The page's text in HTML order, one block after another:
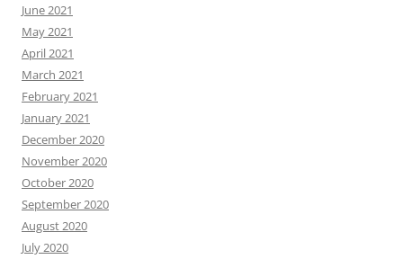
June 2021
May 2021
April 2021
March 2021
February 2021
January 2021
December 2020
November 2020
October 2020
September 2020
August 2020
July 2020